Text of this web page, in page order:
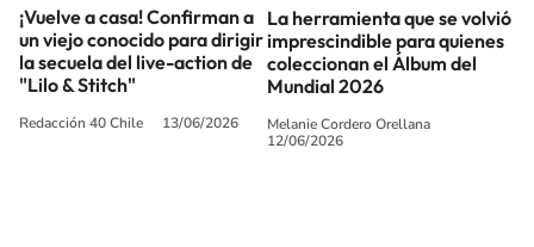
¡Vuelve a casa! Confirman a
un viejo conocido para dirigir
la secuela del live-action de
"Lilo & Stitch"
Redacción 40 Chile 13/06/2026
La herramienta que se volvió
imprescindible para quienes
coleccionan el Álbum del
Mundial 2026
Melanie Cordero Orellana
12/06/2026